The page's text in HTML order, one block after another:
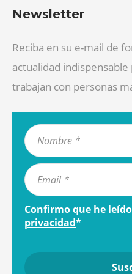
Newsletter
Reciba en su e-mail de
actualidad
trabajan con personas
Confirmo que he
privacidad*